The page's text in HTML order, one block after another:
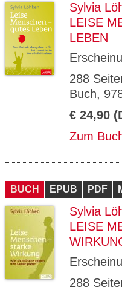
Sylvia
LEISE
LEBEN
288
Buch,
€ 24,90
Zum
BUCH EPUB PDF
Sylvia
LEISE
288